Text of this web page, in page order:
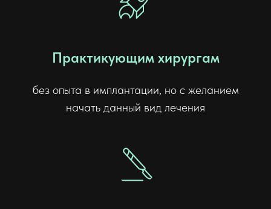
Практикующим хирургам
без опыта в имплантации, но с желанием
начать данный вид лечения